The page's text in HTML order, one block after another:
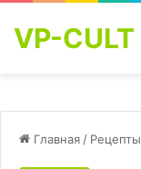
VP-CULT
Главная / Рецепты